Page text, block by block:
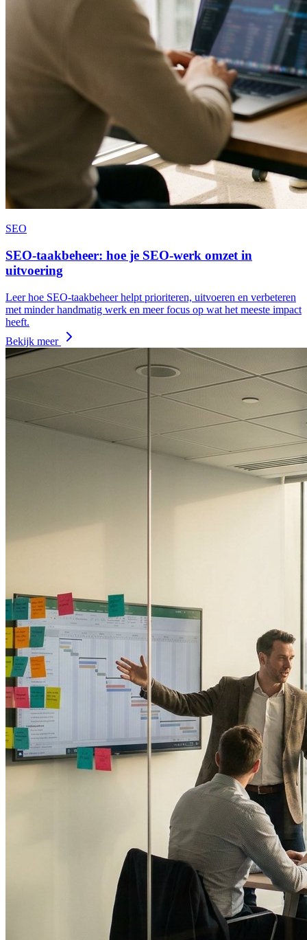
SEO
SEO-taakbeheer: hoe je SEO-werk omzet in
uitvoering
Leer hoe SEO-taakbeheer helpt prioriteren, uitvoeren en verbeteren
met minder handmatig werk en meer focus op wat het meeste impact
heeft.
Bekijk meer